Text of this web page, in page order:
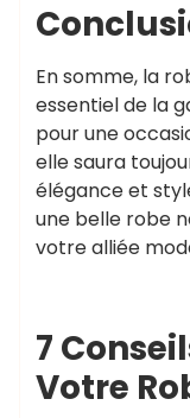
En somme, la
essentiel de la
pour une
elle saura
élégance et
une belle robe
votre alliée
7
Votre